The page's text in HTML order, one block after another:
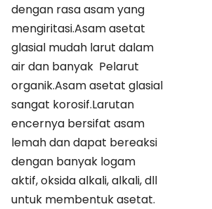
dengan rasa asam yang
mengiritasi.Asam asetat
glasial mudah larut dalam
air dan banyak Pelarut
organik.Asam asetat glasial
sangat korosif.Larutan
encernya bersifat asam
lemah dan dapat bereaksi
dengan banyak logam
aktif, oksida alkali, alkali, dll
untuk membentuk asetat.